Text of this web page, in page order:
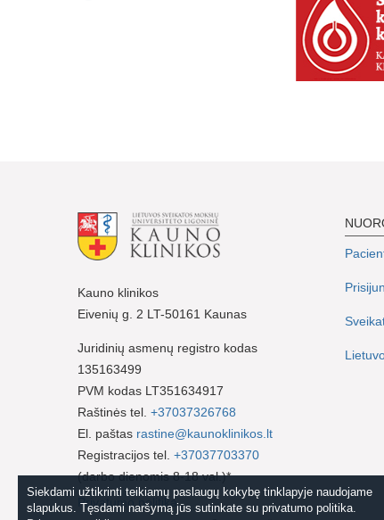
Siekdami užtikrinti teikiamų paslaugų kokybę tinklapyje naudojame
slapukus. Tęsdami naršymą jūs sutinkate su privatumo politika.
Kauno klinikos
Eivenių g. 2 LT-50161 Kaunas
Juridinių asmenų registro kodas
135163499
PVM kodas LT351634917
Raštinės tel. +37037326768
El. paštas rastine@kaunoklinikos.lt
Registracijos tel. +37037703370
(darbo dienomis 8-18 val.)*
Privatumo politika